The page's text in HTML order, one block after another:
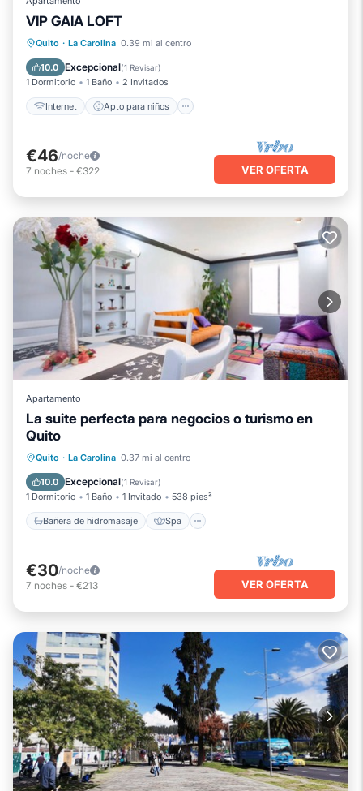
VIP GAIA LOFT
Quito · La Carolina 0.39 mi al centro
10.0 Excepcional(1 Revisar)
1 Dormitorio 1 Baño 2 Invitados
Internet Apto para niños
Internet Apto para niños
Ropa de cama
€46/noche
7 noches - €322 VER OFERTA
Apartamento
La suite perfecta para negocios o turismo en
Quito
Quito · La Carolina 0.37 mi al centro
10.0 Excepcional(1 Revisar)
1 Dormitorio 1 Baño 1 Invitado 538 pies²
Bañera de hidromasaje Spa
Bañera de hidromasaje
Balcón/Terraza
€30/noche
7 noches - €213 VER OFERTA